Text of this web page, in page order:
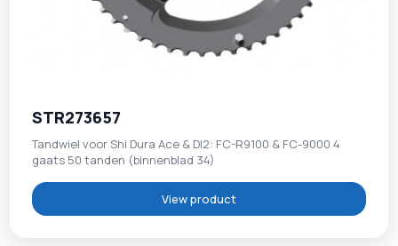
STR273657
Tandwiel voor Shi Dura Ace & DI2: FC-R9100 & FC-9000 4
gaats 50 tanden (binnenblad 34)
View product